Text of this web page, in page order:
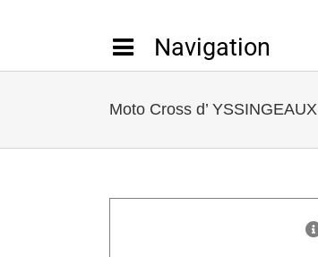
Moto Cross d’ YSSINGEAUX